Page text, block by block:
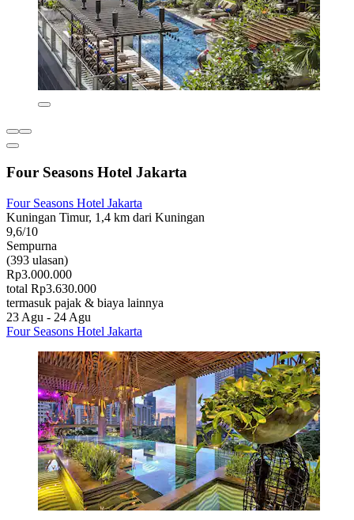
Four Seasons Hotel Jakarta
Four Seasons Hotel Jakarta
Kuningan Timur, 1,4 km dari Kuningan
9,6/10
Sempurna
(393 ulasan)
Rp3.000.000
total Rp3.630.000
termasuk pajak & biaya lainnya
23 Agu - 24 Agu
Four Seasons Hotel Jakarta